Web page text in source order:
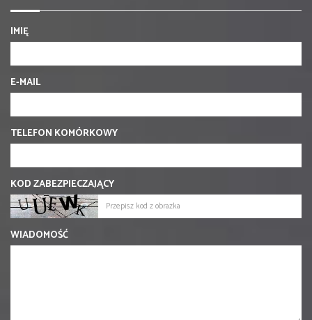
IMIĘ
E-MAIL
TELEFON KOMÓRKOWY
KOD ZABEZPIECZAJĄCY
WIADOMOŚĆ